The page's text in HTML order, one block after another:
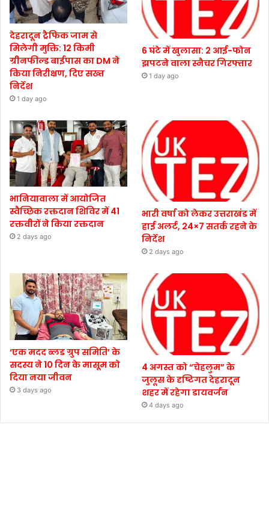
देहरादून ट्रैफिक जाम से
मिलेगी मुक्ति: 12 किमी
ग्रीनफील्ड बाईपास का DM ने
किया निरीक्षण, दिए सख्त
निर्देश
1 day ago
6 घंटे में खुलासा: 2 आई-फोन
झपटने वाला स्नैचर गिरफ्तार
1 day ago
भानियावाला में आयोजित
स्वैच्छिक रक्तदान शिविर में 41
रक्तवीरों ने किया रक्तदान
2 days ago
भारी वर्षा को लेकर उत्तराखंड में
हाई अलर्ट, 24×7 सतर्क रहने के
निर्देश
2 days ago
‘एक मदद ब्लड ग्रुप समिति’ के
सदस्य ने 10 दिन के मासूम को
दिया नया जीवन
3 days ago
4 अगस्त को “चेहलुम” के
जुलूस के दृष्टिगत देहरादून
शहर में रहेगा डायवर्जन
4 days ago